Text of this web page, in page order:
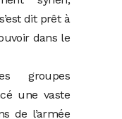
dit prêt à
dans le
groupes
une vaste
de l’armée